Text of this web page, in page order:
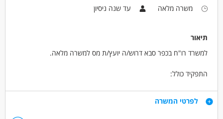
משרה מלאה
עד שנה ניסיון
תיאור
למשרד רו"ח בכפר סבא דרוש/ה יועץ/ת מס למשרה מלאה.
התפקיד כולל:
3. הכנת הצהרות הון
דרישות
לפרטי המשרה